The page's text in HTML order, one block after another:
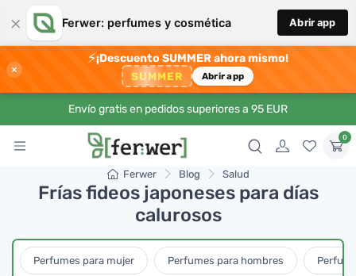
× Ferwer: perfumes y cosmética Abrir app
×
⚡¡Descuento SUMMER ahora mismo!
SUMMER Abrir app
Envío gratis en pedidos superiores a 95 EUR
0
Ferwer Blog Salud
Frías fideos japoneses para días
calurosos
Perfumes para mujer Perfumes para hombres